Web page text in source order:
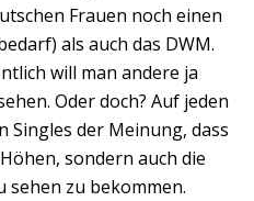
Frauen noch einen
als auch das DWM.
will man andere ja
Oder doch? Auf jeden
Singles der Meinung, dass
sondern auch die
sehen zu bekommen.